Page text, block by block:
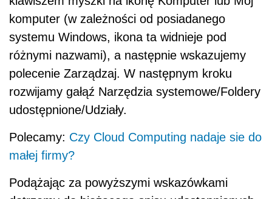
komputer (w zależności od posiadanego
systemu Windows, ikona ta widnieje pod
różnymi nazwami), a następnie wskazujemy
polecenie Zarządzaj. W następnym kroku
rozwijamy gałąź Narzędzia systemowe/Foldery
udostępnione/Udziały.
Polecamy: Czy Cloud Computing nadaje sie do
małej firmy?
Podążając za powyższymi wskazówkami